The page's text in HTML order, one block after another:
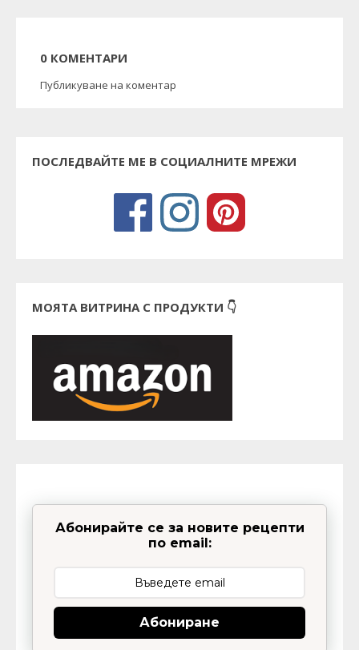
0 КОМЕНТАРИ
Публикуване на коментар
ПОСЛЕДВАЙТЕ МЕ В СОЦИАЛНИТЕ МРЕЖИ
МОЯТА ВИТРИНА С ПРОДУКТИ 👇
Абонирайте се за новите рецепти
по email:
Абониране